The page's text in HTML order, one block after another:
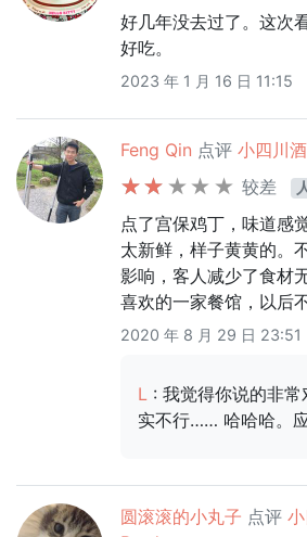
好几年没去过了。这次
好吃。
2023 年 1 月 16 日 11:15
Feng Qin 点评 小四川
较差
点了宫保鸡丁，味道感
太新鲜，样子黄黄的。
影响，客人减少了食材
喜欢的一家餐馆，以后
2020 年 8 月 29 日 23:51
L : 我觉得你说的非
实不行…… 哈哈哈。
圆滚滚的小丸子 点评